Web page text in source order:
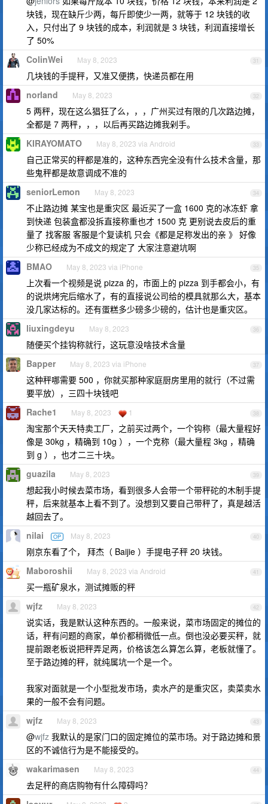
块钱，现在缺斤少两，每斤即使少一两，就等于 12 块钱的收
入，只付出了 9 块钱的成本，利润就是 3 块钱，利润直接增长
了 50%
31
ColinWei May 8, 2023
几块钱的手提秤，又准又便携，快递员都在用
32
norland May 8, 2023
5 两秤，现在这么猖狂了么，，，广州买过有限的几次路边摊，
全都是 7 两秤，，，以后再买路边摊我剁手。
33
KIRAYOMATO May 8, 2023 via Android
自己正常买的秤都是准的，这种东西完全没有什么技术含量，那
些鬼秤都是故意调成不准的
34
seniorLemon May 8, 2023
不止路边摊 某宝也是重灾区 最近买了一盒 1600 克的冰冻虾 拿
到快递 包装盒都没拆直接称重也才 1500 克 更别说去皮后的重
量了 找客服 客服是个复读机 只会《都是足称发出的亲 》 好像
少称已经成为不成文的规定了 大家注意避坑啊
35
BMAO May 8, 2023 via iPhone
上次看一个视频是说 pizza 的，市面上的 pizza 到手都会小，有
的说烘烤完后缩水了，有的直接说公司给的模具就那么大，基本
没几家达标的。还有蛋糕多少磅多少磅的，估计也是重灾区。
36
liuxingdeyu May 8, 2023
随便买个挂钩称就行，这玩意没啥技术含量
37
Bapper May 8, 2023 via iPhone
这种秤哪需要 500 ，你就买那种家庭厨房里用的就行（不过需
要平放），三四十块钱吧
38
Rache1 May 8, 2023 1
淘宝那个天天特卖工厂，之前买过两个，一个钩称（最大量程好
像是 30kg ，精确到 10g ），一个克称（最大量程 3kg ，精确
到 g ），也才二三十块。
39
guazila May 8, 2023
想起我小时候去菜市场，看到很多人会带一个带秤砣的木制手提
秤，后来就基本上看不到了。没想到又要自己带秤了，真是越活
越回去了。
40
nilai OP May 8, 2023
刚京东看了个， 拜杰（ Baijie ）手提电子秤 20 块钱。
41
Maboroshii May 8, 2023 via Android
买一瓶矿泉水，测试摊贩的秤
42
wjfz May 8, 2023
说实话，我是默认这种东西的。一般来说，菜市场固定的摊位的
话，秤有问题的商家，单价都稍微低一点。倒也没必要买秤，就
提前跟老板说把秤弄足两，价格该怎么算怎么算，老板就懂了。
至于路边摊的秤，就纯属坑一个是一个。
我家对面就是一个小型批发市场，卖水产的是重灾区，卖菜卖水
果的一般不会有问题。
43
wjfz May 8, 2023
@wjfz 我默认的是家门口的固定摊位的菜市场。对于路边摊和景
区的不诚信行为是不能接受的。
44
wakarimasen May 8, 2023
去足秤的商店购物有什么障碍吗？